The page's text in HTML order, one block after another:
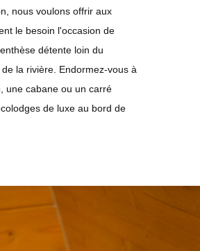
nous voulons offrir aux
le besoin l'occasion de
détente loin du
la rivière. Endormez-vous à
une cabane ou un carré
de luxe au bord de